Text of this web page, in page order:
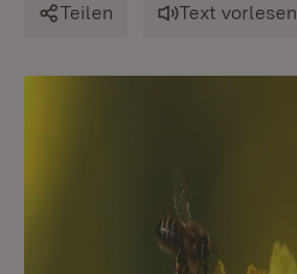
Teilen Text vorlesen